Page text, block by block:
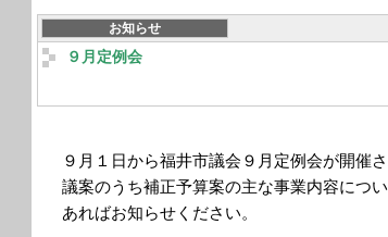
お知らせ
９月定例会
９月１日から福井市議会９月定例会が開催
議案のうち補正予算案の主な事業内容につ
あればお知らせください。